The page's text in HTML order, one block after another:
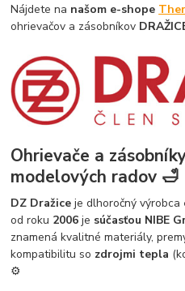
Nájdete na našom e-shope
ohrievačov a zásobníkov
Ohrievače a
modelových radov 🛁
DZ Dražice je dlhoročný výrobca
od roku 2006 je súčasťou NIBE
znamená kvalitné materiály,
kompatibilitu so zdrojmi tepla
⚙️